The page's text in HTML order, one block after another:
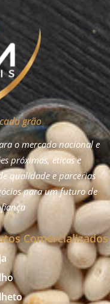
grão
o mercado nacional e
próximas, éticas e
qualidade e parcerias
para um futuro de
Comercializados